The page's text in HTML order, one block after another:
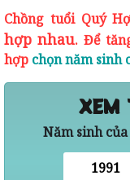
Chồng tuổi Quý
hợp nhau. Để
hợp chọn năm sinh
XEM
Năm sinh